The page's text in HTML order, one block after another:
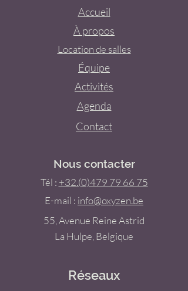
Accueil
À propos
Location de salles
Équipe
Activités
Agenda
Contact
Nous contacter
Tél : +32.(0)479 79 66 75
E-mail : info@oxyzen.be
55, Avenue Reine Astrid
La Hulpe, Belgique
Réseaux